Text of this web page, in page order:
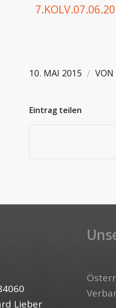
10. MAI 2015 / VON
Eintrag teilen
Lieber